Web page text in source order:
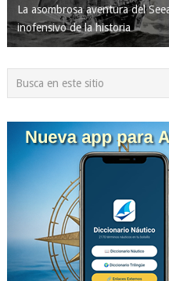
La asombrosa aventura del
inofensivo de la historia